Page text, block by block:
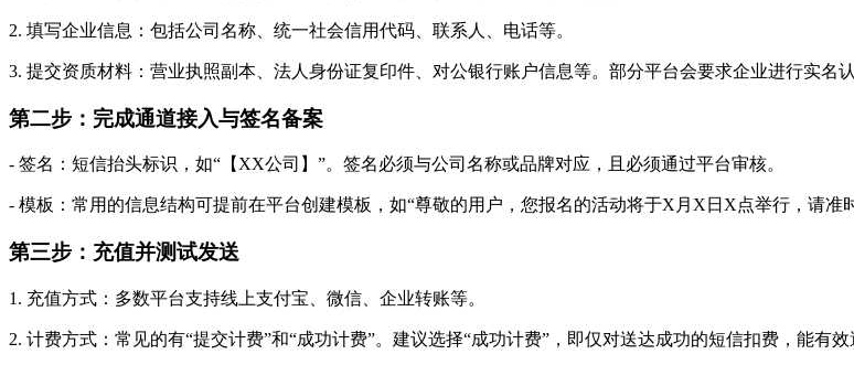
2. 填写企业信息：包括公司名称、统一社会信用代码、联系人、电话等。
3. 提交资质材料：营业执照副本、法人身份证复印件、对公银行账户信息等。部分平台会要求企业进行实名认
第二步：完成通道接入与签名备案
- 签名：短信抬头标识，如“【XX公司】”。签名必须与公司名称或品牌对应，且必须通过平台审核。
- 模板：常用的信息结构可提前在平台创建模板，如“尊敬的用户，您报名的活动将于X月X日X点举行，请准
第三步：充值并测试发送
1. 充值方式：多数平台支持线上支付宝、微信、企业转账等。
2. 计费方式：常见的有“提交计费”和“成功计费”。建议选择“成功计费”，即仅对送达成功的短信扣费，能有效